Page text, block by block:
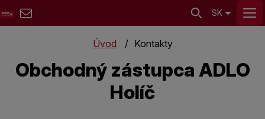
SK
Úvod Kontakty
Obchodný zástupca ADLO
Holíč